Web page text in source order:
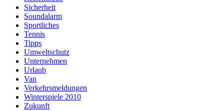
Sicherheit
Soundalarm
Sportliches
Tennis
Tipps
Umweltschutz
Unternehmen
Urlaub
Van
Verkehrsmeldungen
Winterspiele 2010
Zukunft